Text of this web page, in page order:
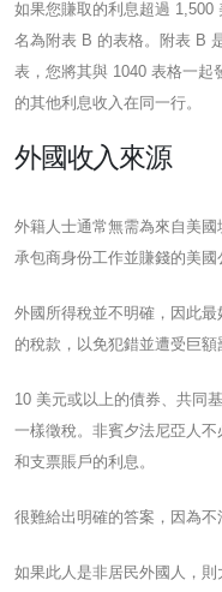
如果您賺取的利息超過 1,500
名為附表 B 的表格。附表 B
表，您將其與 1040 表格一起
的其他利息收入在同一行。
外國收入來源
外籍人士通常無需為來自美
承包商身份工作並賺錢的美國
外國所得稅並不明確，因此
的稅款，以免犯錯並遭受巨額
10 美元或以上的債券、共同
一樣徵稅。非賓夕法尼亞人
和支票賬戶的利息。
很難給出明確的答案，因為不
如果此人是非居民外國人，